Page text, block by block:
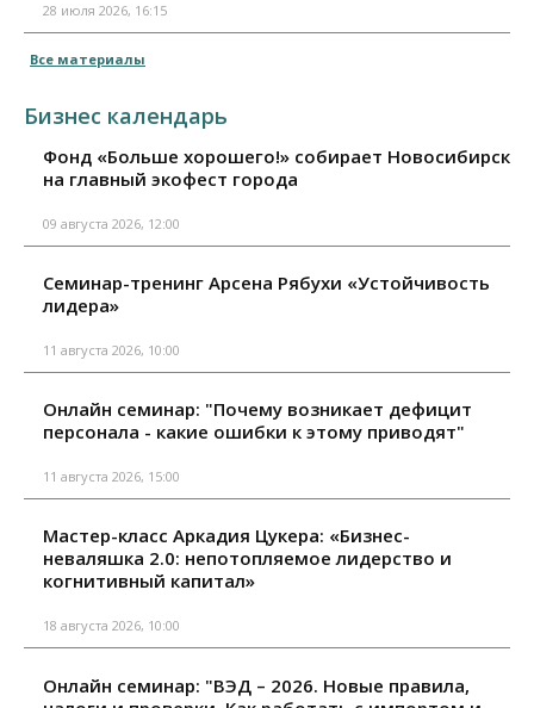
28 июля 2026, 16:15
Все материалы
Бизнес календарь
Фонд «Больше хорошего!» собирает Новосибирск
на главный экофест города
09 августа 2026, 12:00
Семинар-тренинг Арсена Рябухи «Устойчивость
лидера»
11 августа 2026, 10:00
Онлайн семинар: "Почему возникает дефицит
персонала - какие ошибки к этому приводят"
11 августа 2026, 15:00
Мастер-класс Аркадия Цукера: «Бизнес-
неваляшка 2.0: непотопляемое лидерство и
когнитивный капитал»
18 августа 2026, 10:00
Онлайн семинар: "ВЭД – 2026. Новые правила,